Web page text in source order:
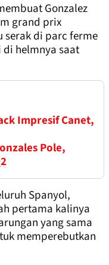
Gonzalez
grand prix
serak di parc ferme
helmnya saat
Impresif Canet,
Pole,
Spanyol,
pertama kalinya
yang sama
memperebutkan